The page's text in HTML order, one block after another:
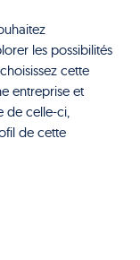
les possibilités
cette
entreprise et
de celle-ci,
de cette